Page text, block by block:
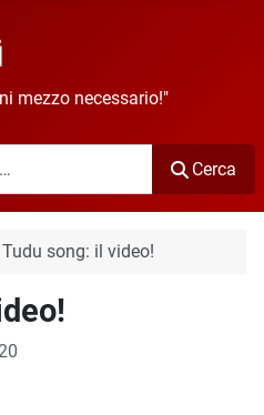
mezzo necessario!"
Cerca
Tudu song: il video!